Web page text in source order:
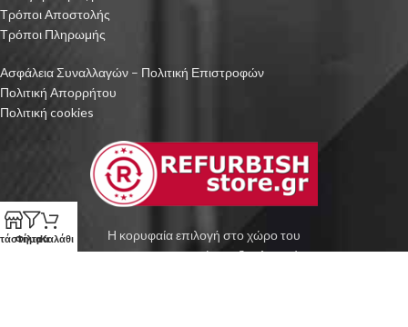
Τρόποι Αποστολής
Τρόποι Πληρωμής
Ασφάλεια Συναλλαγών – Πολιτική Επιστροφών
Πολιτική Απορρήτου
Πολιτική cookies
Η κορυφαία επιλογή στο χώρο του
ανακατασκευασμένου εξοπλισμού.
ΦίλτραΚαλάθι